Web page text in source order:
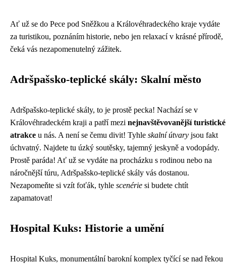
Ať už se do Pece pod Sněžkou a Královéhradeckého kraje vydáte
za turistikou, poznáním historie, nebo jen relaxací v krásné přírodě,
čeká vás nezapomenutelný zážitek.
Adršpašsko-teplické skály: Skalní město
Adršpašsko-teplické skály, to je prostě pecka! Nachází se v
Královéhradeckém kraji a patří mezi nejnavštěvovanější turistické
atrakce u nás. A není se čemu divit! Tyhle skalní útvary jsou fakt
úchvatný. Najdete tu úzký soutěsky, tajemný jeskyně a vodopády.
Prostě paráda! Ať už se vydáte na procházku s rodinou nebo na
náročnější túru, Adršpašsko-teplické skály vás dostanou.
Nezapomeňte si vzít foťák, tyhle scenérie si budete chtít
zapamatovat!
Hospital Kuks: Historie a umění
Hospital Kuks, monumentální barokní komplex tyčící se nad řekou